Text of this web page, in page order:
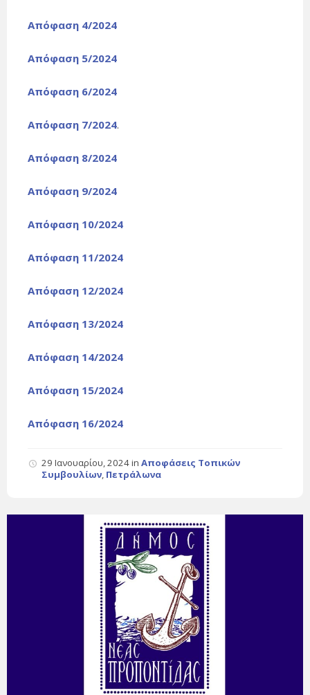
Απόφαση 4/2024
Απόφαση 5/2024
Απόφαση 6/2024
Απόφαση 7/2024.
Απόφαση 8/2024
Απόφαση 9/2024
Απόφαση 10/2024
Απόφαση 11/2024
Απόφαση 12/2024
Απόφαση 13/2024
Απόφαση 14/2024
Απόφαση 15/2024
Απόφαση 16/2024
29 Ιανουαρίου, 2024in Αποφάσεις Τοπικών
Συμβουλίων, Πετράλωνα